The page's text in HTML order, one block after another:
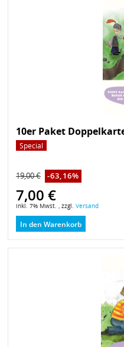
10er Paket
Special
19,00 € -63,16%
7,00 €
inkl. 7% Mwst. , zzgl. Versand
In den Warenkorb